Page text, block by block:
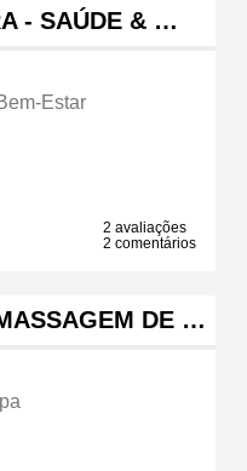
- SAÚDE & …
Estar
2 avaliações
2 comentários
DE …